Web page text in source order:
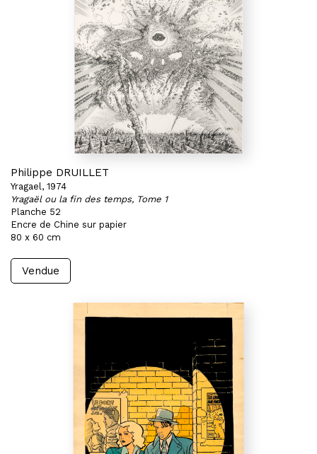
Philippe DRUILLET
Yragael, 1974
Yragaël ou la fin des temps, Tome 1
Planche 52
Encre de Chine sur papier
80 x 60 cm
Vendue